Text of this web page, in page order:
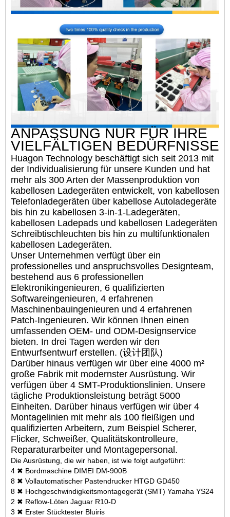
ANPASSUNG NUR FÜR IHRE
VIELFÄLTIGEN BEDÜRFNISSE
Huagon Technology beschäftigt sich seit 2013 mit
der Individualisierung für unsere Kunden und hat
mehr als 300 Arten der Massenproduktion von
kabellosen Ladegeräten entwickelt, von kabellosen
Telefonladegeräten über kabellose Autoladegeräte
bis hin zu kabellosen 3-in-1-Ladegeräten,
kabellosen Ladepads und kabellosen Ladegeräten
Schreibtischleuchten bis hin zu multifunktionalen
kabellosen Ladegeräten.
Unser Unternehmen verfügt über ein
professionelles und anspruchsvolles Designteam,
bestehend aus 6 professionellen
Elektronikingenieuren, 6 qualifizierten
Softwareingenieuren, 4 erfahrenen
Maschinenbauingenieuren und 4 erfahrenen
Patch-Ingenieuren. Wir können Ihnen einen
umfassenden OEM- und ODM-Designservice
bieten. In drei Tagen werden wir den
Entwurfsentwurf erstellen. (设计团队)
Darüber hinaus verfügen wir über eine 4000 m²
große Fabrik mit modernster Ausrüstung. Wir
verfügen über 4 SMT-Produktionslinien. Unsere
tägliche Produktionsleistung beträgt 5000
Einheiten. Darüber hinaus verfügen wir über 4
Montagelinien mit mehr als 100 fleißigen und
qualifizierten Arbeitern, zum Beispiel Scherer,
Flicker, Schweißer, Qualitätskontrolleure,
Reparaturarbeiter und Montagepersonal.
Die Ausrüstung, die wir haben, ist wie folgt aufgeführt:
4 ✖ Bordmaschine DIMEI DM-900B
8 ✖ Vollautomatischer Pastendrucker HTGD GD450
8 ✖ Hochgeschwindigkeitsmontagegerät (SMT) Yamaha YS24
2 ✖ Reflow-Löten Jaguar R10-D
3 ✖ Erster Stücktester Bluiris